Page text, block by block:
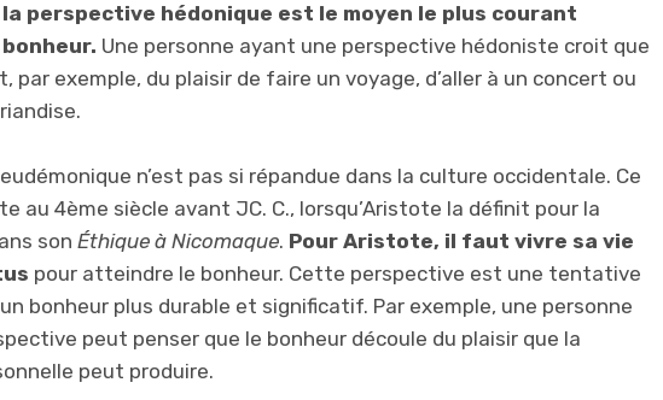
perspective hédonique est le moyen le plus courant
Une personne ayant une perspective hédoniste croit que
par exemple, du plaisir de faire un voyage, d’aller à un concert ou
n’est pas si répandue dans la culture occidentale. Ce
au 4ème siècle avant JC. C., lorsqu’Aristote la définit pour la
son Éthique à Nicomaque. Pour Aristote, il faut vivre sa vie
pour atteindre le bonheur. Cette perspective est une tentative
bonheur plus durable et significatif. Par exemple, une personne
peut penser que le bonheur découle du plaisir que la
peut produire.